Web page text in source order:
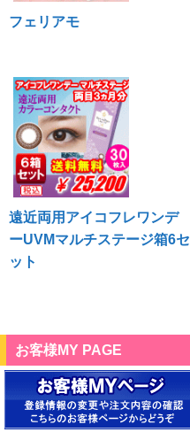
フェリアモ
遠近両用アイコフレワンデ
ーUVMマルチステージ箱6セ
ット
お客様MY PAGE